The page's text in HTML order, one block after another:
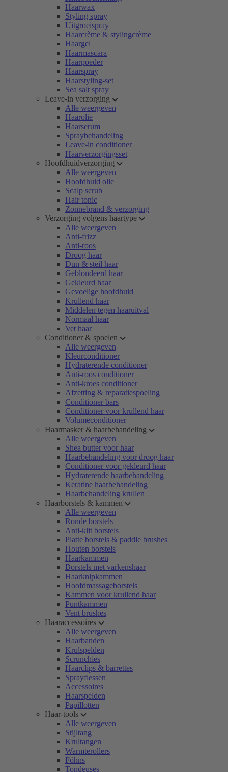
Haarwax
Styling spray
Uitgroeispray
Haarcrème & stylingcrème
Haargel
Haarmascara
Haarpoeder
Haarspray
Haarstyling-set
Sea salt spray
Leave-in verzorging
Alle weergeven
Haarolie
Haarserum
Spraybehandeling
Leave-in conditioner
Haarverzorgingsset
Hoofdhuidverzorging
Alle weergeven
Hoofdhuid olie
Scalp scrub
Hair tonic
Zonnebrand & verzorging
Verzorging volgens haartype
Alle weergeven
Anti-frizz
Anti-roos
Droog haar
Dun & steil haar
Geblondeerd haar
Gekleurd haar
Gevoelige hoofdhuid
Krullend haar
Middelen tegen haaruitval
Normaal haar
Vet haar
Conditioner & spoelen
Alle weergeven
Kleurconditioner
Hydraterende conditioner
Anti-roos conditioner
Anti-kroes conditioner
Afzetting & reparatiespoeling
Conditioner bars
Conditioner voor krullend haar
Volumeconditioner
Haarmasker & haarbehandeling
Alle weergeven
Shea butter voor haar
Haarbehandeling voor droog haar
Conditioner voor gekleurd haar
Hydraterende haarbehandeling
Keratine haarbehandeling
Haarbehandeling krullen
Haarborstels & kammen
Alle weergeven
Ronde borstels
Anti-klit borstels
Platte borstels & paddle brushes
Houten borstels
Haarkammen
Borstels met varkenshaar
Haarknipkammen
Hoofdmassageborstels
Kammen voor krullend haar
Puntkammen
Vent brushes
Haaraccessoires
Alle weergeven
Haarbanden
Krulspelden
Scrunchies
Haarclips & barrettes
Sprayflessen
Accessoires
Haarspelden
Papillotten
Haar-tools
Alle weergeven
Stijltang
Krultangen
Warmterollers
Föhns
Tondeuses